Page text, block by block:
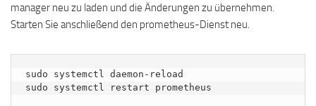
manager neu zu laden und die Änderungen zu übernehmen.
Starten Sie anschließend den prometheus-Dienst neu.
sudo systemctl daemon-reload
sudo systemctl restart prometheus